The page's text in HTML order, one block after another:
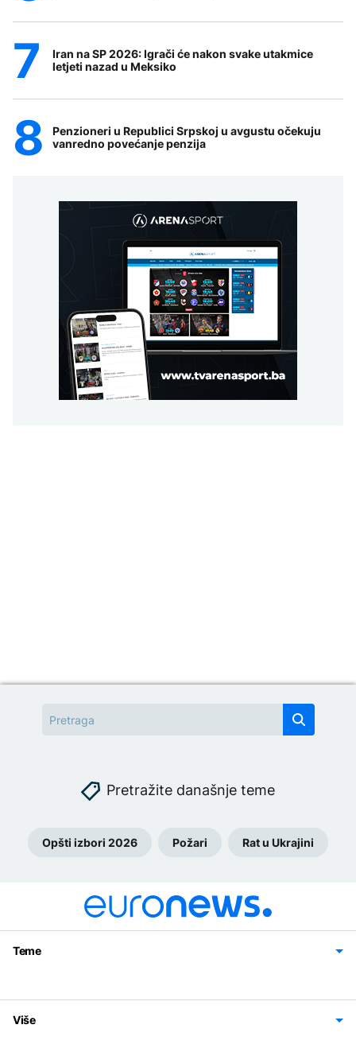
Iran na SP 2026: Igrači će nakon svake utakmice
letjeti nazad u Meksiko
Penzioneri u Republici Srpskoj u avgustu očekuju
vanredno povećanje penzija
Pretražite današnje teme
Opšti izbori 2026 Požari Rat u Ukrajini
Teme
Svijet
Sport
Magazin
Više